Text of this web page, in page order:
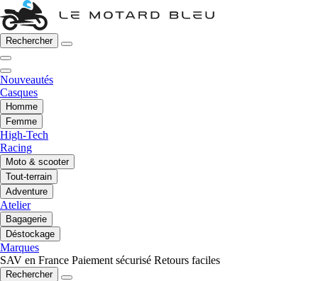
Rechercher
Nouveautés
Casques
Homme
Femme
High-Tech
Racing
Moto & scooter
Tout-terrain
Adventure
Atelier
Bagagerie
Déstockage
Marques
SAV en France Paiement sécurisé Retours faciles
Rechercher